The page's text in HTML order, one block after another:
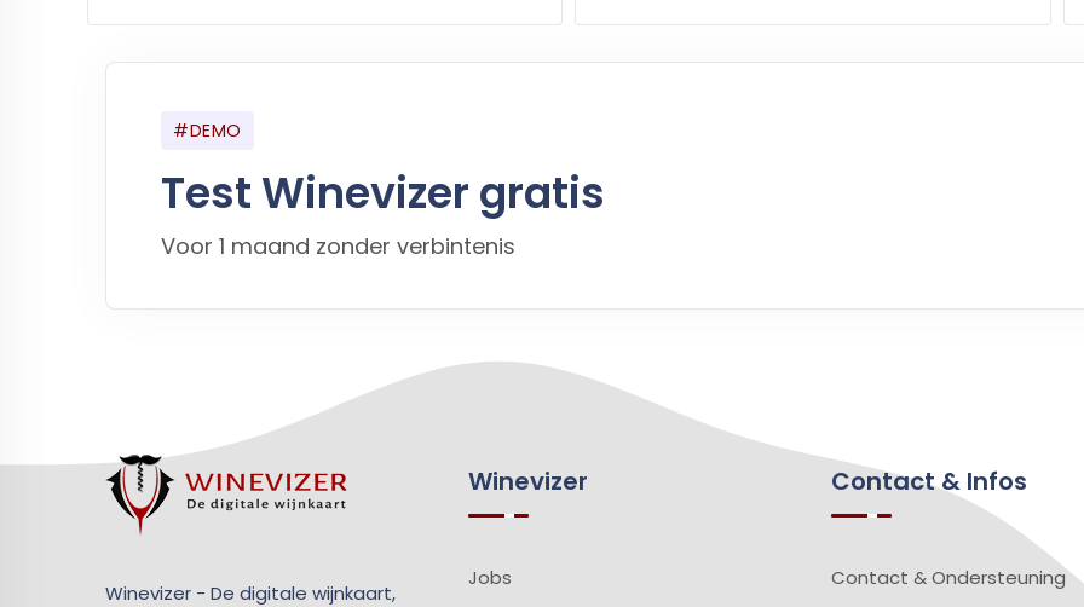
#DEMO
Test Winevizer gratis
Voor 1 maand zonder verbintenis
Winevizer - De digitale wijnkaart,
Winevizer
Jobs
Contact & Infos
Contact & Ondersteuning